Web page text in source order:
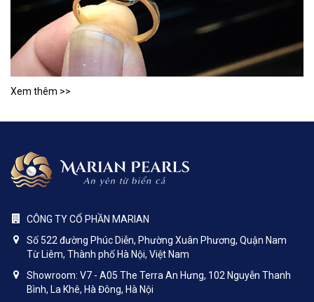
Xem thêm >>
CÔNG TY CỔ PHẦN MARIAN
Số 522 đường Phúc Diễn, Phường Xuân Phương, Quận Nam
Từ Liêm, Thành phố Hà Nội, Việt Nam
Showroom: V7 - A05 The Terra An Hưng, 102 Nguyễn Thanh
Bình, La Khê, Hà Đông, Hà Nội